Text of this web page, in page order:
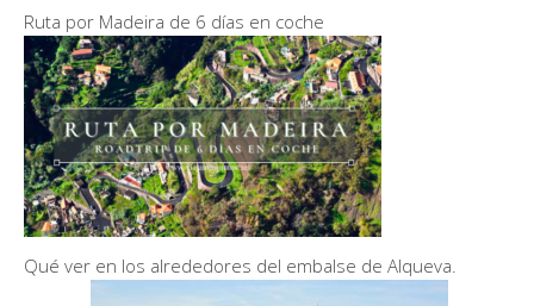
Ruta por Madeira de 6 días en coche
Qué ver en los alrededores del embalse de Alqueva.